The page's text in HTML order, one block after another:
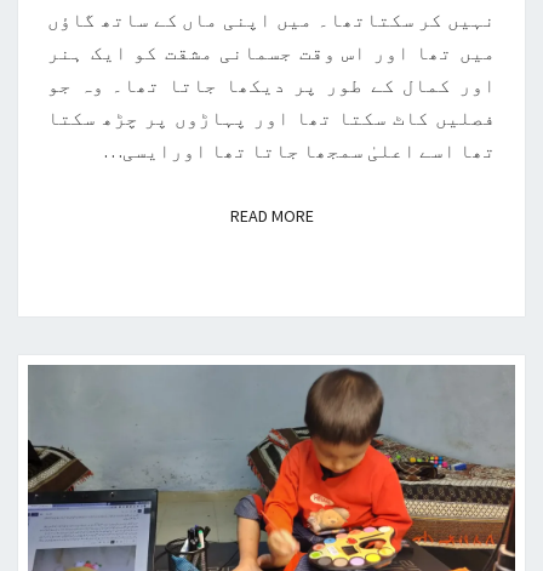
نہیں کر سکتاتھا۔ میں اپنی ماں کے ساتھ گاؤں
میں تھا اور اس وقت جسمانی مشقت کو ایک ہنر
اور کمال کے طور پر دیکھا جاتا تھا۔ وہ جو
فصلیں کاٹ سکتا تھا اور پہاڑوں پر چڑھ سکتا
تھا اسے اعلیٰ سمجھا جاتا تھا اورایسی…
READ MORE
READ MORE